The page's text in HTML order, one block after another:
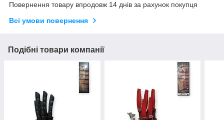
Повернення товару впродовж 14 днів за рахунок покупця
Всі умови повернення
Подібні товари компанії